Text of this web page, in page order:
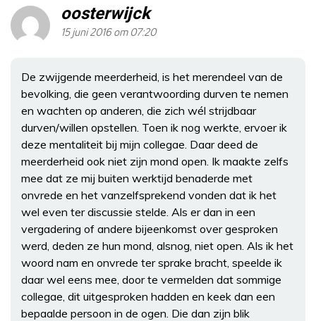
oosterwijck
15 juni 2016 om 07:20
De zwijgende meerderheid, is het merendeel van de
bevolking, die geen verantwoording durven te nemen
en wachten op anderen, die zich wél strijdbaar
durven/willen opstellen. Toen ik nog werkte, ervoer ik
deze mentaliteit bij mijn collegae. Daar deed de
meerderheid ook niet zijn mond open. Ik maakte zelfs
mee dat ze mij buiten werktijd benaderde met
onvrede en het vanzelfsprekend vonden dat ik het
wel even ter discussie stelde. Als er dan in een
vergadering of andere bijeenkomst over gesproken
werd, deden ze hun mond, alsnog, niet open. Als ik het
woord nam en onvrede ter sprake bracht, speelde ik
daar wel eens mee, door te vermelden dat sommige
collegae, dit uitgesproken hadden en keek dan een
bepaalde persoon in de ogen. Die dan zijn blik